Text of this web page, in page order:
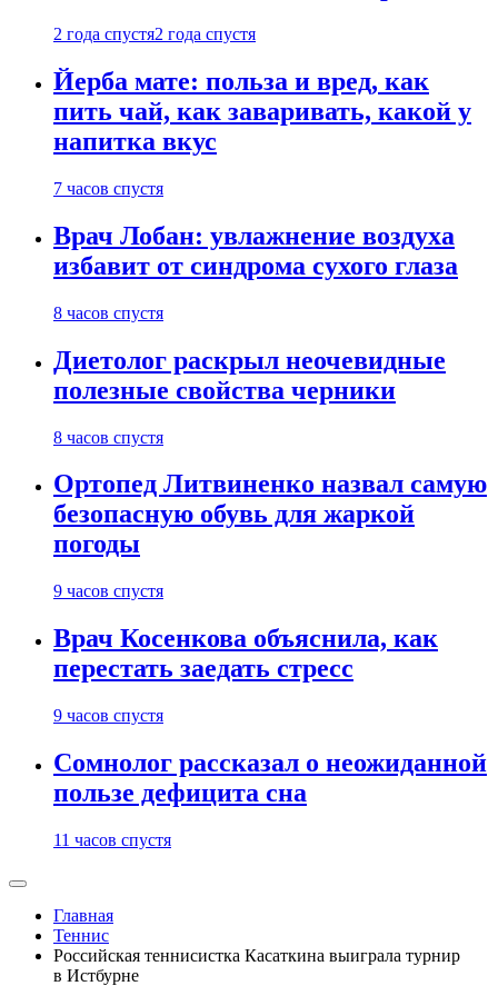
2 года спустя2 года спустя
Йерба мате: польза и вред, как
пить чай, как заваривать, какой у
напитка вкус
7 часов спустя
Врач Лобан: увлажнение воздуха
избавит от синдрома сухого глаза
8 часов спустя
Диетолог раскрыл неочевидные
полезные свойства черники
8 часов спустя
Ортопед Литвиненко назвал самую
безопасную обувь для жаркой
погоды
9 часов спустя
Врач Косенкова объяснила, как
перестать заедать стресс
9 часов спустя
Сомнолог рассказал о неожиданной
пользе дефицита сна
11 часов спустя
Главная
Теннис
Российская теннисистка Касаткина выиграла турнир
в Истбурне